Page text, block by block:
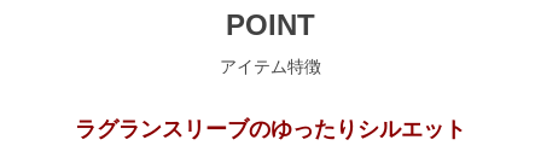
POINT
アイテム特徴
ラグランスリーブのゆったりシルエット